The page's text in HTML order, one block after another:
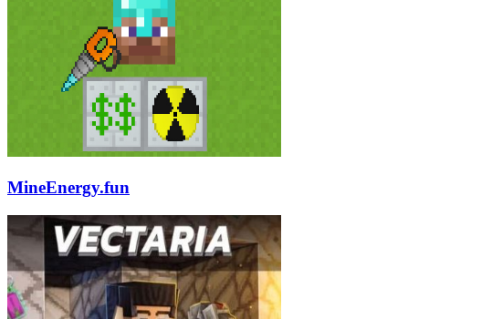
MineEnergy.fun